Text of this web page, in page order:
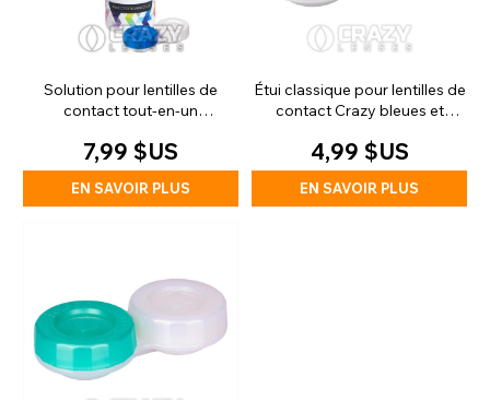
Solution pour lentilles de
contact tout-en-un
7,99 $US
EN SAVOIR PLUS
Étui classique pour lentilles de
contact Crazy bleues et
4,99 $US
EN SAVOIR PLUS